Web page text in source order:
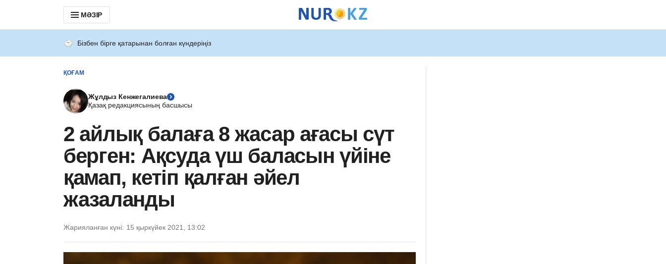
МӘЗІР
Бізбен бірге қатарынан болған күндеріңіз
ҚОҒАМ
Жұлдыз Кенжегалиева
Қазақ редакциясының басшысы
2 айлық балаға 8 жасар ағасы сүт
берген: Ақсуда үш баласын үйіне
қамап, кетіп қалған әйел
жазаланды
Жарияланған күні: 15 қыркүйек 2021, 13:02